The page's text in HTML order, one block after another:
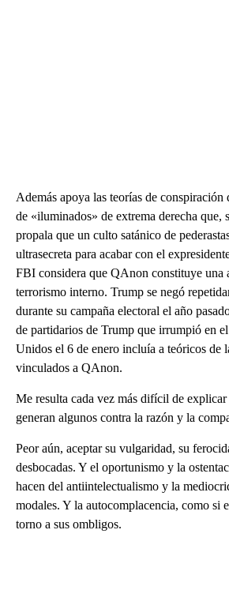
Además apoya las teorías de
de «iluminados» de extrema derecha que,
propala que un culto satánico de
ultrasecreta para acabar con el
FBI considera que QAnon constituye una
terrorismo interno. Trump se negó
durante su campaña electoral el año
de partidarios de Trump que irrumpió en
Unidos el 6 de enero incluía a teóricos de
vinculados a QAnon.
Me resulta cada vez más difícil de
generan algunos contra la razón y la
Peor aún, aceptar su vulgaridad, su
desbocadas. Y el oportunismo y la
hacen del antiintelectualismo y la
modales. Y la autocomplacencia, como si
torno a sus ombligos.